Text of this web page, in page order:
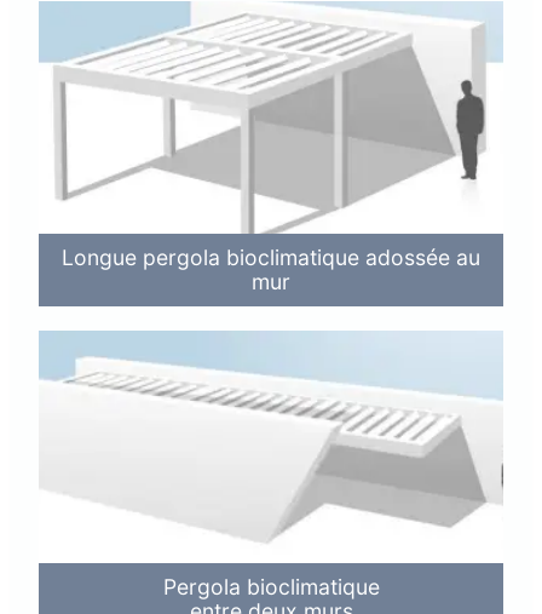
Longue pergola bioclimatique adossée au
mur
Pergola bioclimatique